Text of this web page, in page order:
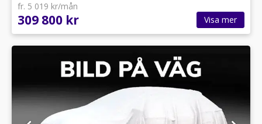
fr. 5 019 kr/mån
309 800 kr Visa mer